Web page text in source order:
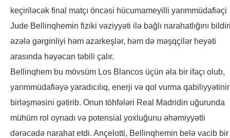
keçiriləcək final matçı öncəsi hücumameyilli yarımmüdafiəçi
Jude Bellinqhemin fiziki vəziyyəti ilə bağlı narahatlığını
əzələ gərginliyi həm azarkeşlər, həm də məşqçilər heyəti
arasında həyəcan təbili çalır.
Bellinqhem bu mövsüm Los Blancos üçün əla bir ifaçı olub,
yarımmüdafiəyə yaradıcılıq, enerji və qol vurma
birləşməsini gətirib. Onun töhfələri Real Madridin uğurunda
mühüm rol oynadı və potensial yoxluğunu əhəmiyyətli
dərəcədə narahat etdi. Ançelotti, Bellinqhemin belə vacib bir